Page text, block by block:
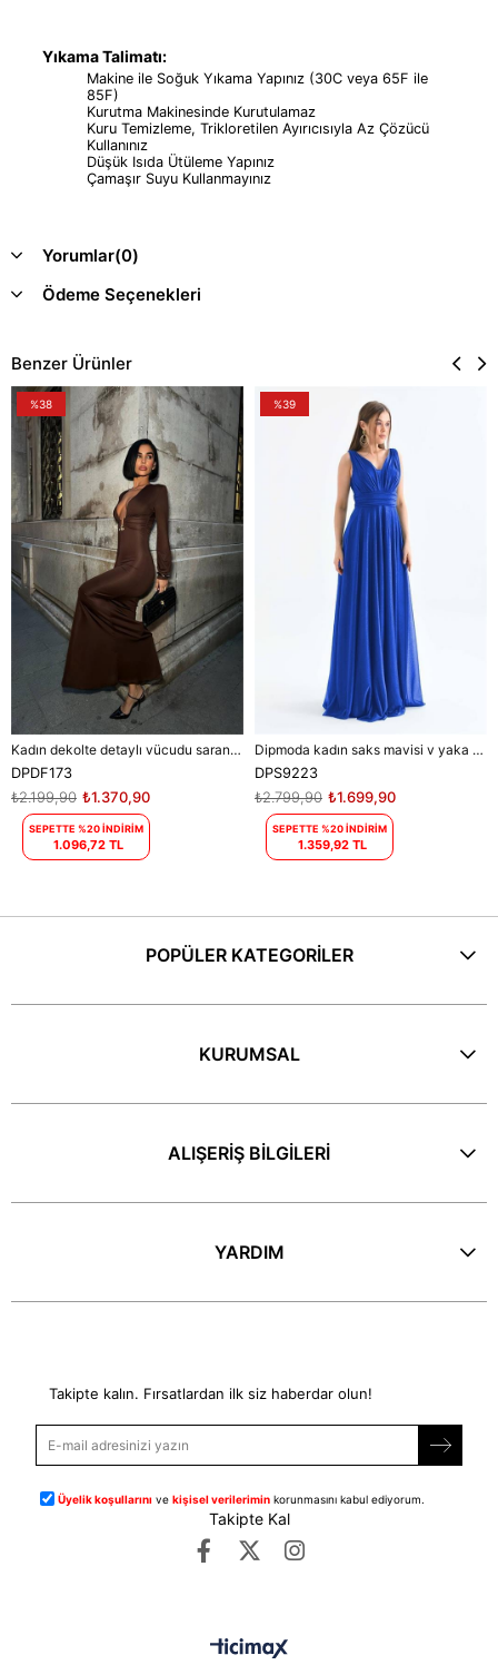
Yıkama Talimatı:
Makine ile Soğuk Yıkama Yapınız (30C veya 65F ile
85F)
Kurutma Makinesinde Kurutulamaz
Kuru Temizleme, Trikloretilen Ayırıcısıyla Az Çözücü
Kullanınız
Düşük Isıda Ütüleme Yapınız
Çamaşır Suyu Kullanmayınız
Yorumlar(0)
Ödeme Seçenekleri
Benzer Ürünler
Kadın dekolte detaylı vücudu saran maxi elbise DPDF173
DPDF173
₺1.370,90
₺2.199,90
SEPETTE %20 İNDİRİM
1.096,72 TL
%38
Dipmoda kadın saks mavisi v yaka simli tül abiye elbise DPS9223
DPS9223
₺1.699,90
₺2.799,90
SEPETTE %20 İNDİRİM
1.359,92 TL
%39
POPÜLER KATEGORİLER
KURUMSAL
ALIŞERİŞ BİLGİLERİ
YARDIM
Takipte kalın. Fırsatlardan ilk siz haberdar olun!
Üyelik koşullarını vekişisel verilerimin korunmasını kabul ediyorum.
Takipte Kal